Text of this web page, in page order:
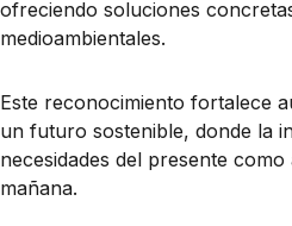
ofreciendo soluciones
medioambientales.
Este reconocimiento fortalece
un futuro sostenible, donde la
necesidades del presente como
mañana.